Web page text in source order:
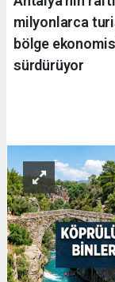
milyonlarca
bölge
sürdürüyor